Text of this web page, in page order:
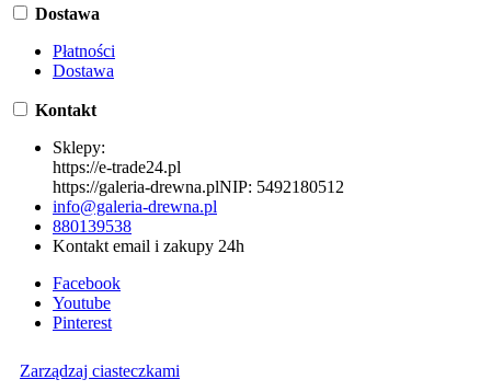
Dostawa
Płatności
Dostawa
Kontakt
Sklepy:
https://e-trade24.pl
https://galeria-drewna.plNIP: 5492180512
info@galeria-drewna.pl
880139538
Kontakt email i zakupy 24h
Facebook
Youtube
Pinterest
Zarządzaj ciasteczkami